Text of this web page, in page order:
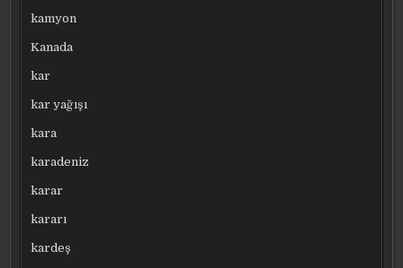
kamyon
Kanada
kar
kar yağışı
kara
karadeniz
karar
kararı
kardeş